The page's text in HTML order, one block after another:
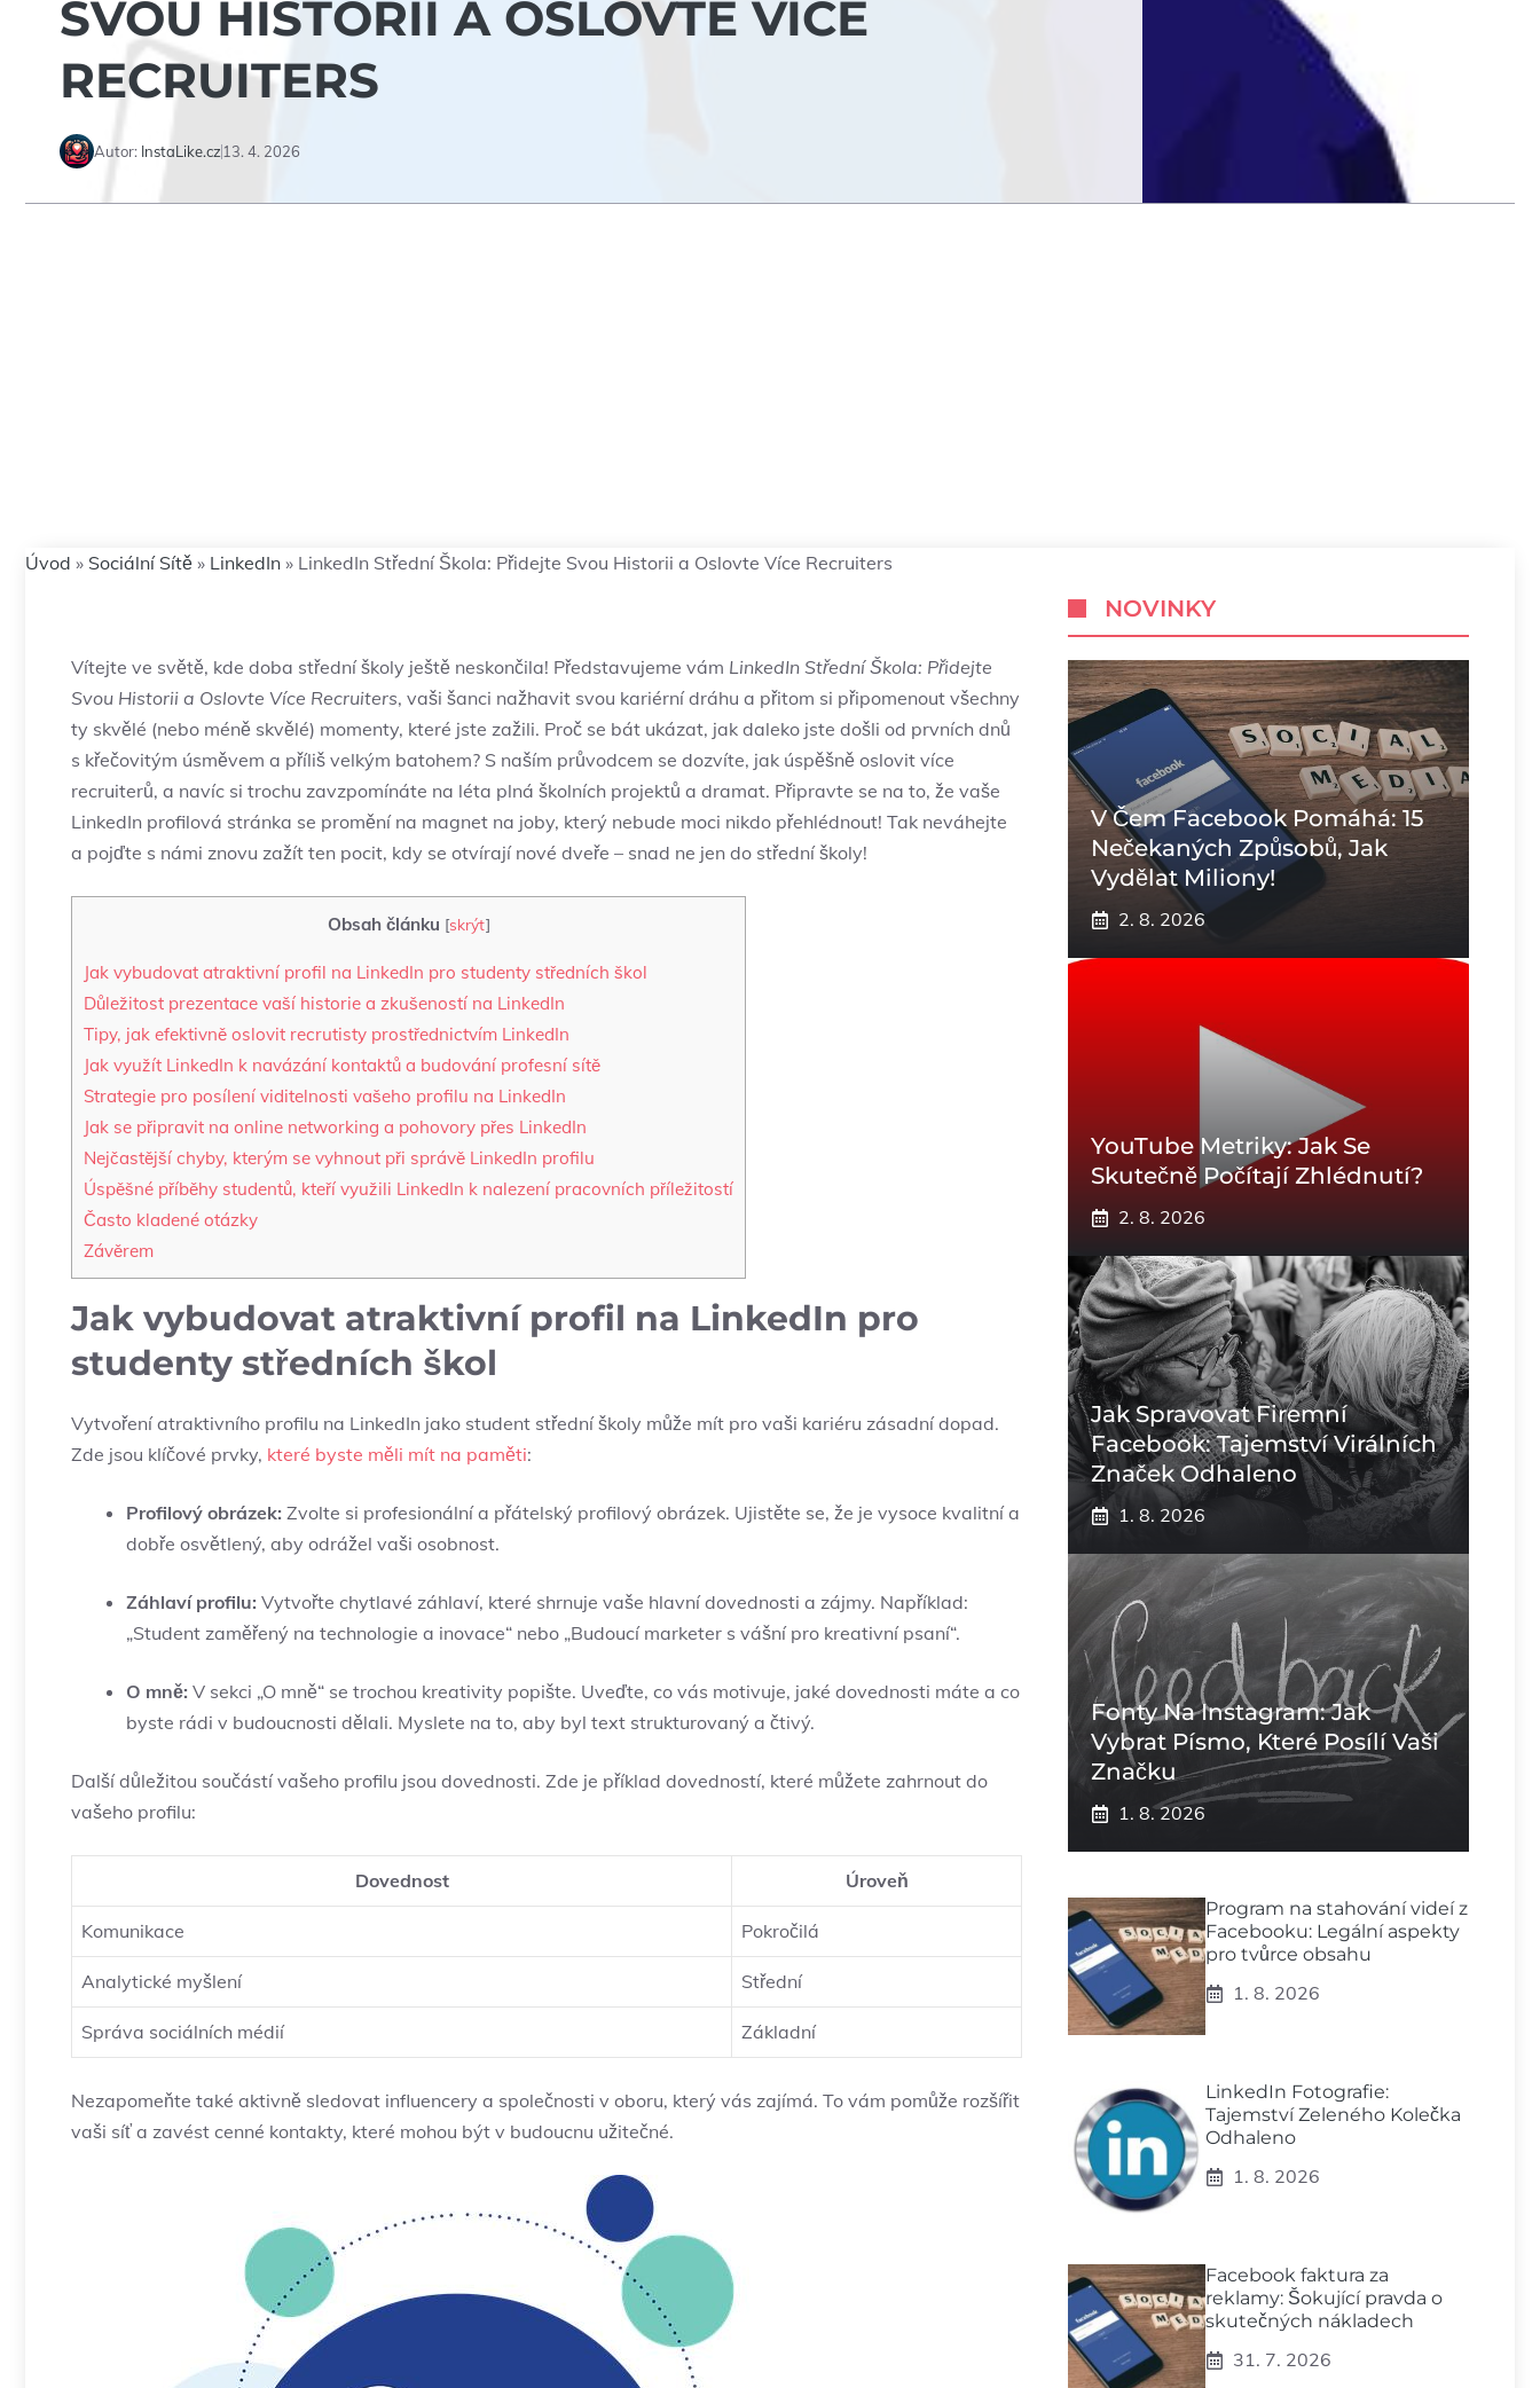
SVOU HISTORII A OSLOVTE VÍCE
RECRUITERS
Autor: InstaLike.cz 13. 4. 2026
Úvod » Sociální Sítě » LinkedIn » LinkedIn Střední Škola: Přidejte Svou Historii a Oslovte Více Recruiters
Vítejte ve světě, kde doba střední školy ještě neskončila! Představujeme vám LinkedIn Střední Škola: Přidejte
Svou Historii a Oslovte Více Recruiters, vaši šanci nažhavit svou kariérní dráhu a přitom si připomenout všechny
ty skvělé (nebo méně skvělé) momenty, které jste zažili. Proč se bát ukázat, jak daleko jste došli od prvních dnů
s křečovitým úsměvem a příliš velkým batohem? S naším průvodcem se dozvíte, jak úspěšně oslovit více
recruiterů, a navíc si trochu zavzpomínáte na léta plná školních projektů a dramat. Připravte se na to, že vaše
LinkedIn profilová stránka se promění na magnet na joby, který nebude moci nikdo přehlédnout! Tak neváhejte
a pojďte s námi znovu zažít ten pocit, kdy se otvírají nové dveře – snad ne jen do střední školy!
Obsah článku [skrýt]
Jak vybudovat atraktivní profil na LinkedIn pro studenty středních škol
Důležitost prezentace vaší historie a zkušeností na LinkedIn
Tipy, jak efektivně oslovit recrutisty prostřednictvím LinkedIn
Jak využít LinkedIn k navázání kontaktů a budování profesní sítě
Strategie pro posílení viditelnosti vašeho profilu na LinkedIn
Jak se připravit na online networking a pohovory přes LinkedIn
Nejčastější chyby, kterým se vyhnout při správě LinkedIn profilu
Úspěšné příběhy studentů, kteří využili LinkedIn k nalezení pracovních příležitostí
Často kladené otázky
Závěrem
Jak vybudovat atraktivní profil na LinkedIn pro
studenty středních škol
Vytvoření atraktivního profilu na LinkedIn jako student střední školy může mít pro vaši kariéru zásadní dopad.
Zde jsou klíčové prvky, které byste měli mít na paměti:
Profilový obrázek: Zvolte si profesionální a přátelský profilový obrázek. Ujistěte se, že je vysoce kvalitní a
dobře osvětlený, aby odrážel vaši osobnost.
Záhlaví profilu: Vytvořte chytlavé záhlaví, které shrnuje vaše hlavní dovednosti a zájmy. Například:
„Student zaměřený na technologie a inovace“ nebo „Budoucí marketer s vášní pro kreativní psaní“.
O mně: V sekci „O mně“ se trochou kreativity popište. Uveďte, co vás motivuje, jaké dovednosti máte a co
byste rádi v budoucnosti dělali. Myslete na to, aby byl text strukturovaný a čtivý.
Další důležitou součástí vašeho profilu jsou dovednosti. Zde je příklad dovedností, které můžete zahrnout do
vašeho profilu:
Dovednost Úroveň
Komunikace Pokročilá
Analytické myšlení Střední
Správa sociálních médií Základní
Nezapomeňte také aktivně sledovat influencery a společnosti v oboru, který vás zajímá. To vám pomůže rozšířit
vaši síť a zavést cenné kontakty, které mohou být v budoucnu užitečné.
NOVINKY
V Čem Facebook Pomáhá: 15
Nečekaných Způsobů, Jak
Vydělat Miliony!
2. 8. 2026
YouTube Metriky: Jak Se
Skutečně Počítají Zhlédnutí?
2. 8. 2026
Jak Spravovat Firemní
Facebook: Tajemství Virálních
Značek Odhaleno
1. 8. 2026
Fonty Na Instagram: Jak
Vybrat Písmo, Které Posílí Vaši
Značku
1. 8. 2026
Program na stahování videí z
Facebooku: Legální aspekty
pro tvůrce obsahu
1. 8. 2026
LinkedIn Fotografie:
Tajemství Zeleného Kolečka
Odhaleno
1. 8. 2026
Facebook faktura za
reklamy: Šokující pravda o
skutečných nákladech
31. 7. 2026